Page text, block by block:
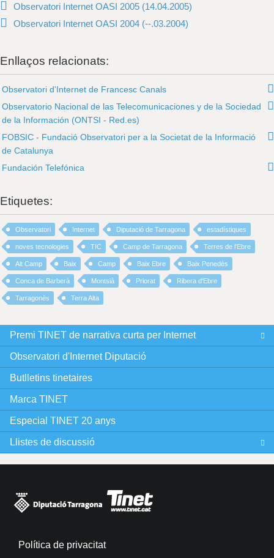
Observatori Internet OASI 2005 (14.04.2005)
Observatori Internet OASI 2004 (--.03.2004)
Enllaços relacionats:
Observatori d'Internet de Francesc Canals
Observatorio Nacional de las Telecomunicaciones y de la Sociedad
de la Información (ONTSI - Red.es)
FOBSIC - Fundació Observatori per a la Societat de la Informació
de Catalunya
Fundación Telefónica
Etiquetes:
Observatori Internet Diputació de Tarragona estadístiques
noves tecnologies TIC Camp de Tarragona Terres de l'Ebre
Alt Camp Baix Camp Baix Ebre Baix Penedès
Conca de Barberà Montsià Priorat Ribera d'Ebre
Tarragonès Terra Alta
Premi TINET de narrativa curta per Internet
Observatori d'Internet Diputació
Butlletins tinetaires
Marca TINET
Especial TINET 20 anys
Llistes de discussió
Política de privacitat